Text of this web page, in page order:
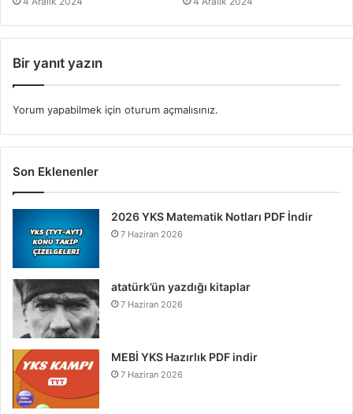
Bir yanıt yazın
Yorum yapabilmek için oturum açmalısınız.
Son Eklenenler
2026 YKS Matematik Notları PDF İndir
7 Haziran 2026
atatürk’ün yazdığı kitaplar
7 Haziran 2026
MEBİ YKS Hazırlık PDF indir
7 Haziran 2026